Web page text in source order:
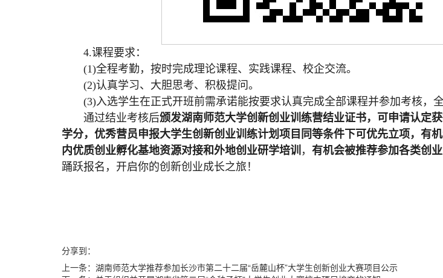
4.课程要求：
(1)全程考勤，按时完成理论课程、实践课程、校企交流。
(2)认真学习、大胆思考、积极提问。
(3)入选学生在正式开班前需承诺能按要求认真完成全部课程并参加考核，全
通过结业考核后颁发湖南师范大学创新创业训练营结业证书，可申请认定
学分，优秀营员申报大学生创新创业训练计划项目同等条件下可优先立项，有
内优质创业孵化基地资源对接和外地创业研学培训 ， 有机会被推荐参加各类创业
踊跃报名，开启你的创新创业成长之旅！
分享到：
上一条： 湖南师范大学推荐参加长沙市第二十二届“岳麓山杯”大学生创新创业大赛项目公示